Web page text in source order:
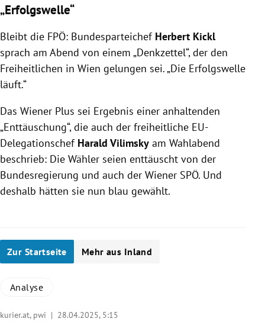
„Erfolgswelle“
Bleibt die FPÖ: Bundesparteichef Herbert Kickl
sprach am Abend von einem „Denkzettel“, der den
Freiheitlichen in Wien gelungen sei. „Die Erfolgswelle
läuft.“
Das Wiener Plus sei Ergebnis einer anhaltenden
„Enttäuschung“, die auch der freiheitliche EU-
Delegationschef Harald Vilimsky am Wahlabend
beschrieb: Die Wähler seien enttäuscht von der
Bundesregierung und auch der Wiener SPÖ. Und
deshalb hätten sie nun blau gewählt.
Zur Startseite Mehr aus Inland
Analyse
kurier.at, pwi | 28.04.2025, 5:15